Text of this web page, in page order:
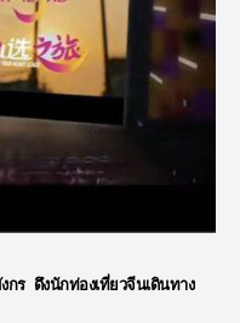
ร ดึงนักท่องเที่ยวจีนเดินทาง